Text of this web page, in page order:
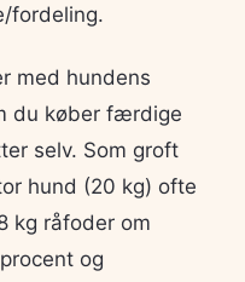
fordeling.
med hundens
du køber færdige
selv. Som groft
hund (20 kg) ofte
kg råfoder om
og